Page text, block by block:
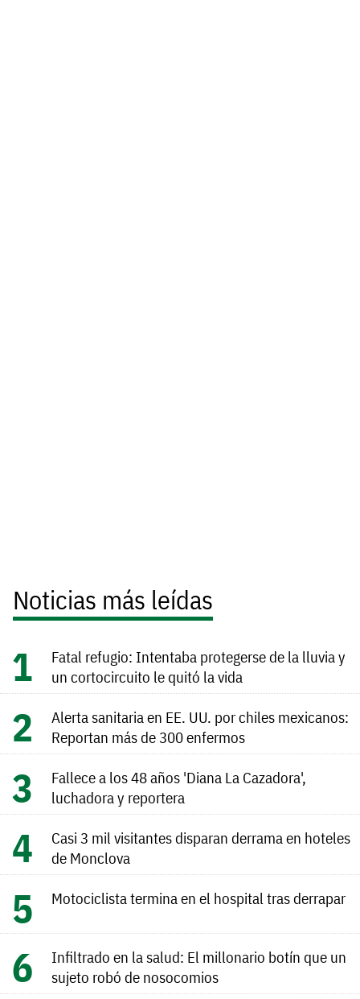
Noticias más leídas
Fatal refugio: Intentaba protegerse de la lluvia y
un cortocircuito le quitó la vida
Alerta sanitaria en EE. UU. por chiles mexicanos:
Reportan más de 300 enfermos
Fallece a los 48 años 'Diana La Cazadora',
luchadora y reportera
Casi 3 mil visitantes disparan derrama en hoteles
de Monclova
Motociclista termina en el hospital tras derrapar
Infiltrado en la salud: El millonario botín que un
sujeto robó de nosocomios